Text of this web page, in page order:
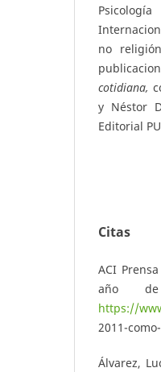
no
cotidiana,
y Néstor
Editorial
Citas
ACI
año de
https://
2011-
Álvarez,